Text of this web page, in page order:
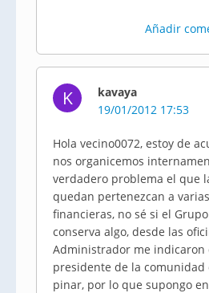
Añadir
K
kavaya
19/01/2012 17:53
Hola vecino0072, estoy de
nos organicemos
verdadero problema el que
quedan pertenezcan a
financieras, no sé si el
conserva algo, desde las
Administrador me indicaron
presidente de la comunidad
pinar, por lo que supongo